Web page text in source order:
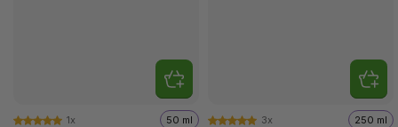
1x 50 ml 3x 250 ml